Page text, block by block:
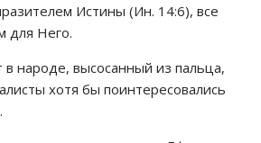
Истины (Ин. 14:6), все
для Него.
народе, высосанный из пальца,
хотя бы поинтересовались